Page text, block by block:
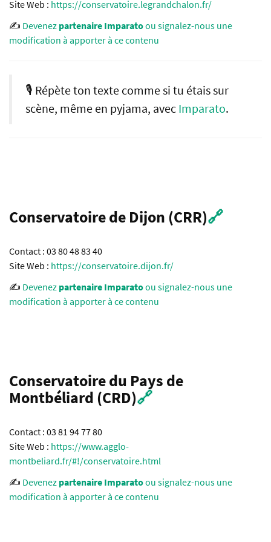
Site Web : https://conservatoire.legrandchalon.fr/
✍️ Devenez partenaire Imparatoou signalez-nous une
modification à apporter à ce contenu
🎙️ Répète ton texte comme si tu étais sur
scène, même en pyjama, avec Imparato.
Conservatoire de Dijon (CRR)🔗
Contact : 03 80 48 83 40
Site Web : https://conservatoire.dijon.fr/
✍️ Devenez partenaire Imparatoou signalez-nous une
modification à apporter à ce contenu
Conservatoire du Pays de
Montbéliard (CRD)🔗
Contact : 03 81 94 77 80
Site Web : https://www.agglo-
montbeliard.fr/#!/conservatoire.html
✍️ Devenez partenaire Imparatoou signalez-nous une
modification à apporter à ce contenu